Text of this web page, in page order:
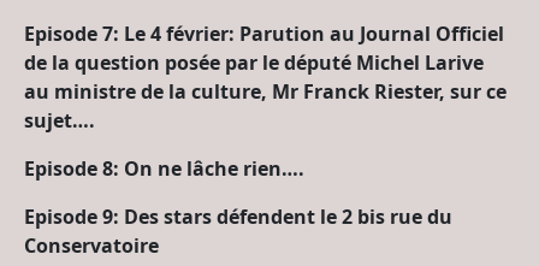
Episode 7: Le 4 février: Parution au Journal Officiel
de la question posée par le député Michel Larive
au ministre de la culture, Mr Franck Riester, sur ce
sujet….
Episode 8: On ne lâche rien….
Episode 9: Des stars défendent le 2 bis rue du
Conservatoire